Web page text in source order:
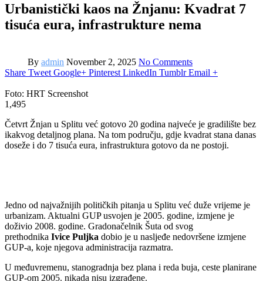
Urbanistički kaos na Žnjanu: Kvadrat 7
tisuća eura, infrastrukture nema
By admin November 2, 2025 No Comments
Share Tweet Google+ Pinterest LinkedIn Tumblr Email +
Foto: HRT Screenshot
1,495
Četvrt Žnjan u Splitu već gotovo 20 godina najveće je gradilište bez
ikakvog detaljnog plana. Na tom području, gdje kvadrat stana danas
doseže i do 7 tisuća eura, infrastruktura gotovo da ne postoji.
Jedno od najvažnijih političkih pitanja u Splitu već duže vrijeme je
urbanizam. Aktualni GUP usvojen je 2005. godine, izmjene je
doživio 2008. godine. Gradonačelnik Šuta od svog
prethodnika Ivice Puljka dobio je u nasljeđe nedovršene izmjene
GUP-a, koje njegova administracija razmatra.
U međuvremenu, stanogradnja bez plana i reda buja, ceste planirane
GUP-om 2005. nikada nisu izgrađene.